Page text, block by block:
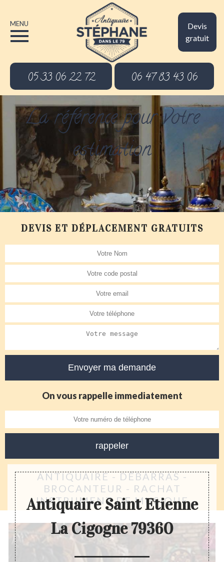
Devis
gratuit
MENU
05 33 06 22 72 06 47 83 43 06
La référence pour votre
estimation
DEVIS ET DÉPLACEMENT GRATUITS
On vous rappelle immediatement
ANTIQUAIRE - DÉBARRAS -
BROCANTEUR - RACHAT
INSTRUMENT DE MUSIQUE
Antiquaire Saint Etienne
La Cigogne 79360